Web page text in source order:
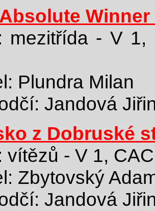
mezitřída - V
Plundra Milan
Jandová
z Dobruské
vítězů - V 1, CAC
Zbytovský
Jandová